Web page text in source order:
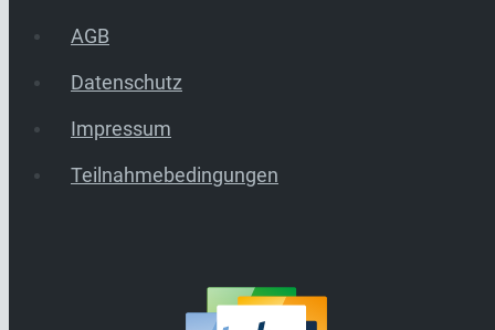
AGB
Datenschutz
Impressum
Teilnahmebedingungen